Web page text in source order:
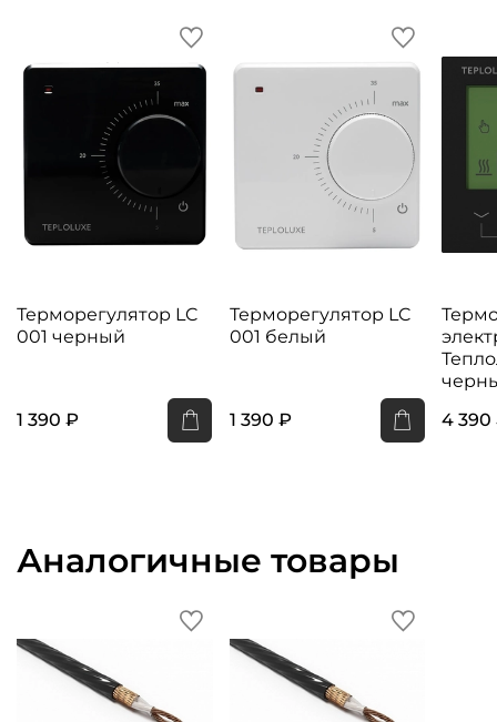
Терморегулятор LC
001 черный
1 390 ₽
Терморегулятор LC
001 белый
1 390 ₽
4 390
Аналогичные товары